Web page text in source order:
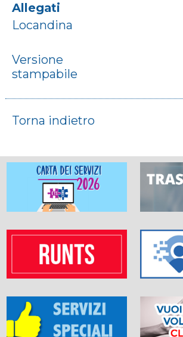
Allegati
Locandina
Versione
stampabile
Torna indietro